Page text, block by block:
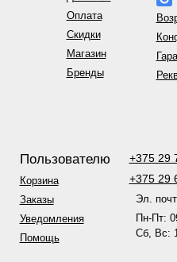
Оплата
Скидки
Магазин
Бренды
Пользователю
Корзина
Заказы
Уведомления
Помощь
+375 29
+375 29
Эл.
Пн-Пт:
Сб, Вс: